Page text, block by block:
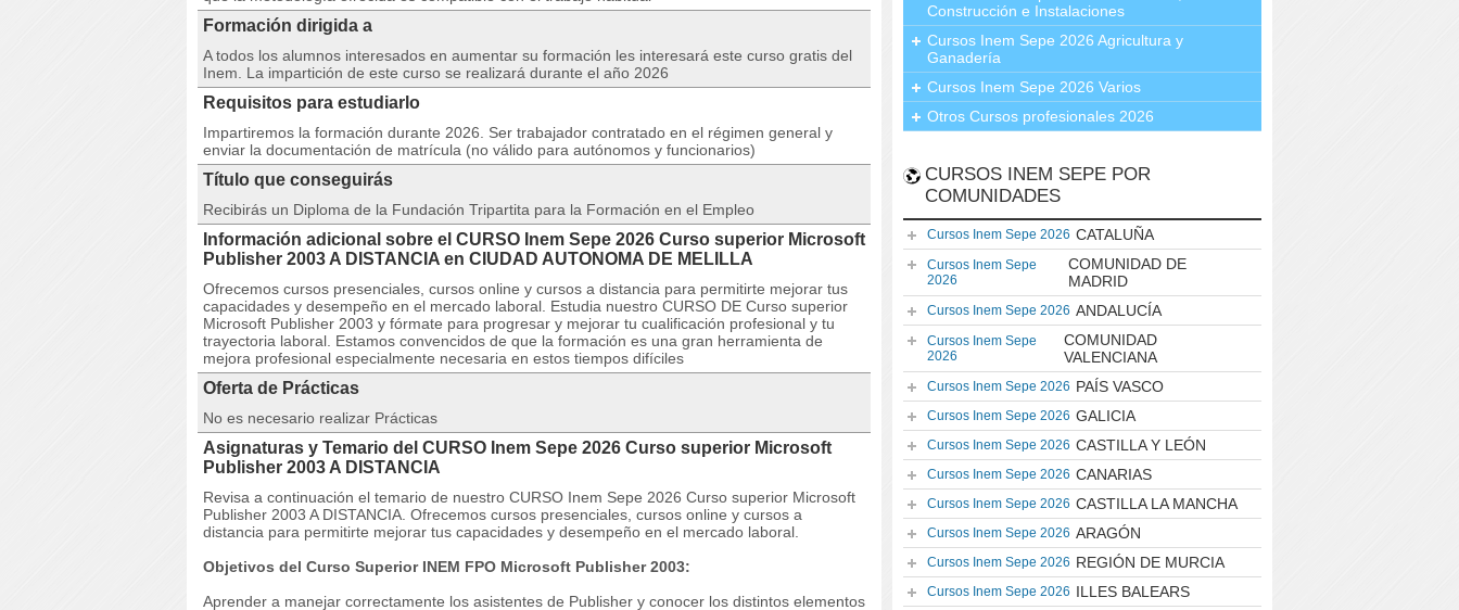
Formación dirigida a
A todos los alumnos interesados en aumentar su formación les interesará este curso gratis del
Inem. La impartición de este curso se realizará durante el año 2026
Requisitos para estudiarlo
Impartiremos la formación durante 2026. Ser trabajador contratado en el régimen general y
enviar la documentación de matrícula (no válido para autónomos y funcionarios)
Título que conseguirás
Recibirás un Diploma de la Fundación Tripartita para la Formación en el Empleo
Información adicional sobre el CURSO Inem Sepe 2026 Curso superior Microsoft
Publisher 2003 A DISTANCIA en CIUDAD AUTONOMA DE MELILLA
Ofrecemos cursos presenciales, cursos online y cursos a distancia para permitirte mejorar tus
capacidades y desempeño en el mercado laboral. Estudia nuestro CURSO DE Curso superior
Microsoft Publisher 2003 y fórmate para progresar y mejorar tu cualificación profesional y tu
trayectoria laboral. Estamos convencidos de que la formación es una gran herramienta de
mejora profesional especialmente necesaria en estos tiempos difíciles
Oferta de Prácticas
No es necesario realizar Prácticas
Asignaturas y Temario del CURSO Inem Sepe 2026 Curso superior Microsoft
Publisher 2003 A DISTANCIA
Revisa a continuación el temario de nuestro CURSO Inem Sepe 2026 Curso superior Microsoft
Publisher 2003 A DISTANCIA. Ofrecemos cursos presenciales, cursos online y cursos a
distancia para permitirte mejorar tus capacidades y desempeño en el mercado laboral.
Objetivos del Curso Superior INEM FPO Microsoft Publisher 2003:
Aprender a manejar correctamente los asistentes de Publisher y conocer los distintos elementos
Construcción e Instalaciones
Cursos Inem Sepe 2026 Agricultura y
Ganadería
Cursos Inem Sepe 2026 Varios
Otros Cursos profesionales 2026
CURSOS INEM SEPE POR
COMUNIDADES
Cursos Inem Sepe 2026 CATALUÑA
Cursos Inem Sepe
2026
COMUNIDAD DE
MADRID
Cursos Inem Sepe 2026 ANDALUCÍA
Cursos Inem Sepe
2026
COMUNIDAD
VALENCIANA
Cursos Inem Sepe 2026 PAÍS VASCO
Cursos Inem Sepe 2026 GALICIA
Cursos Inem Sepe 2026 CASTILLA Y LEÓN
Cursos Inem Sepe 2026 CANARIAS
Cursos Inem Sepe 2026 CASTILLA LA MANCHA
Cursos Inem Sepe 2026 ARAGÓN
Cursos Inem Sepe 2026 REGIÓN DE MURCIA
Cursos Inem Sepe 2026 ILLES BALEARS